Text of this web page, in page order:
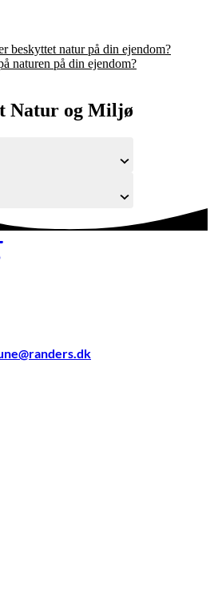
beskyttet natur på din ejendom?
naturen på din ejendom?
Natur og Miljø